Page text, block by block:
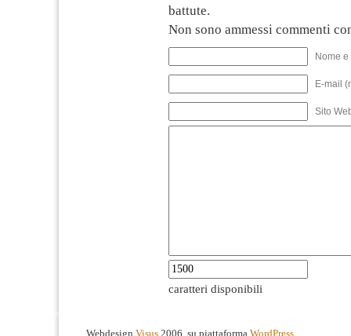
battute.
Non sono ammessi commenti
Nome
E-mail
Sito
caratteri disponibili
Webdesign Visus 2006, su piattaforma WordPress